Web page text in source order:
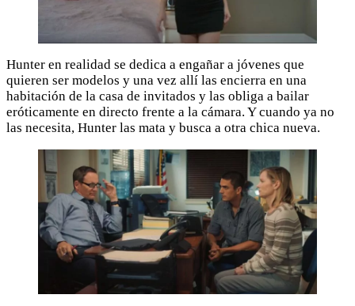
Hunter en realidad se dedica a engañar a jóvenes que
quieren ser modelos y una vez allí las encierra en una
habitación de la casa de invitados y las obliga a bailar
eróticamente en directo frente a la cámara. Y cuando ya no
las necesita, Hunter las mata y busca a otra chica nueva.